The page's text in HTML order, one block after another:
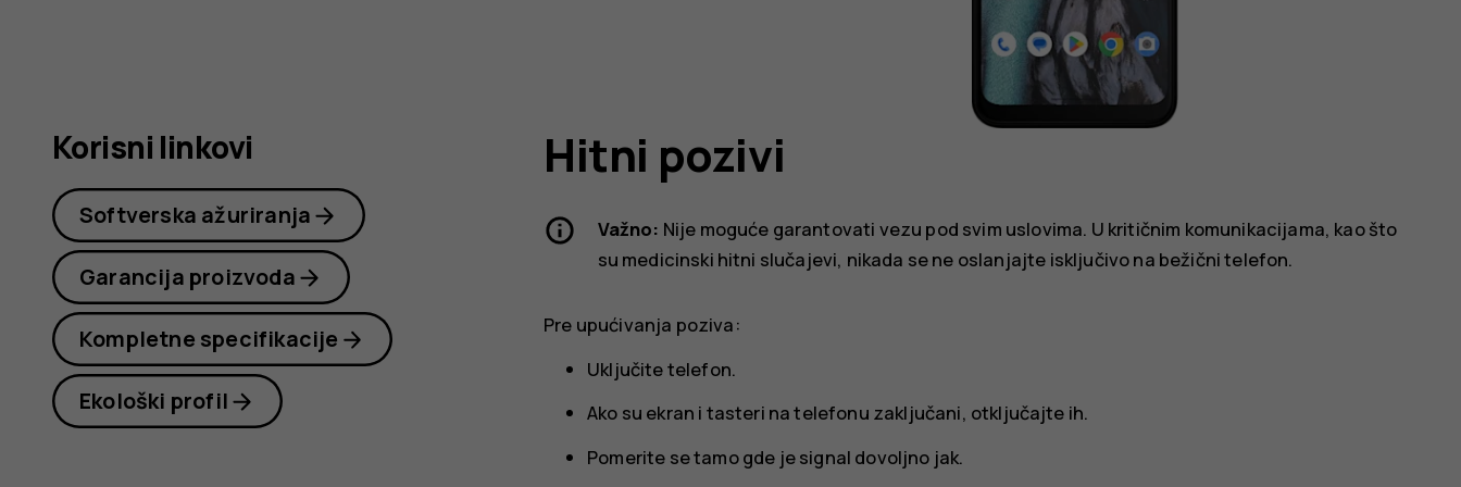
C22 Hitni pozivi
Važno: Nije moguće garantovati vezu pod svim uslovima. U kritičnim komunikacijama, kao što
su medicinski hitni slučajevi, nikada se ne oslanjajte isključivo na bežični telefon.
Pre upućivanja poziva:
Uključite telefon.
Ako su ekran i tasteri na telefonu zaključani, otključajte ih.
Pomerite se tamo gde je signal dovoljno jak.
Korisni linkovi
Softverska ažuriranja
Garancija proizvoda
Kompletne specifikacije
Ekološki profil